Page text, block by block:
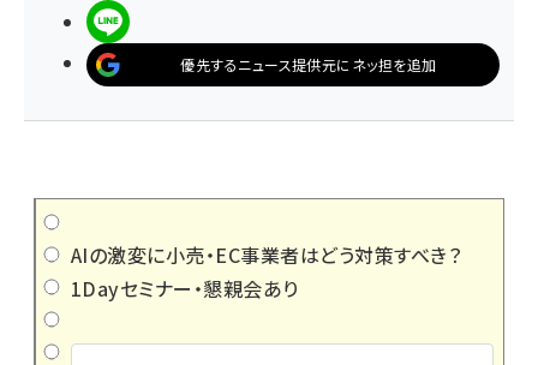
優先するニュース提供元にネッ担を追加
AIの激変に小売・EC事業者はどう対策すべき？
1Dayセミナー・懇親会あり